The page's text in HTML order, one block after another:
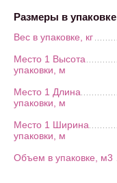
Размеры в упаковке
Вес в упаковке, кг
Место 1 Высота
упаковки, м
Место 1 Длина
упаковки, м
Место 1 Ширина
упаковки, м
Объем в упаковке, м3